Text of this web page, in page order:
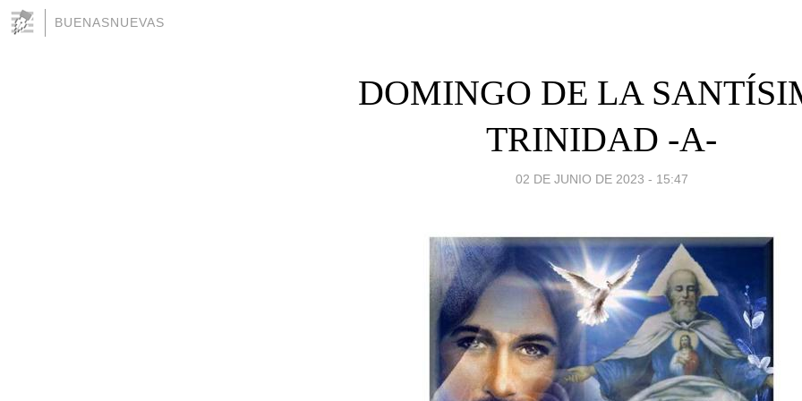
BUENASNUEVAS
DOMINGO DE LA
TRINIDAD -A-
02 DE JUNIO DE 2023 - 15:47